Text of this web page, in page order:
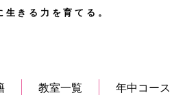
きる力を育てる。
教室一覧 年中コース